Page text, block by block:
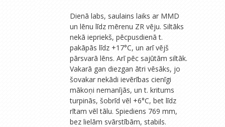
Dienā labs, saulains laiks ar MMD
un lēnu līdz mērenu ZR vēju. Siltāks
nekā iepriekš, pēcpusdienā t.
pakāpās līdz +17°C, un arī vējš
pārsvarā lēns. Arī pēc sajūtām siltāk.
Vakarā gan diezgan ātri vēsāks, jo
šovakar nekādi ievērības cienīgi
mākoņi nemanījās, un t. kritums
turpinās, šobrīd vēl +6°C, bet līdz
rītam vēl tālu. Spiediens 769 mm,
bez lielām svārstībām, stabils.